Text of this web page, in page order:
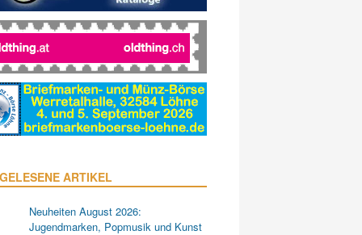
ARTIKEL
Neuheiten August 2026:
Jugendmarken, Popmusik und Kunst